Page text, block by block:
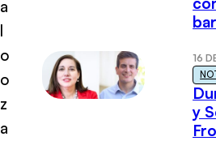
a
l
o
o
z
a
16
y